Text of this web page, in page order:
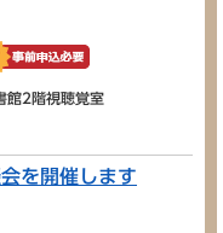
館2階視聴覚室
を開催します